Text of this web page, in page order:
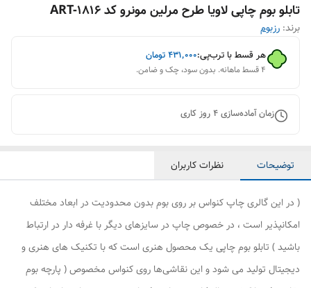
تابلو بوم چاپی لاویا طرح مرلین مونرو کد ART-1816
برند: رزبوم
هر قسط با ترب‌پی:۴۳۱٬۰۰۰تومان
۴ قسط ماهانه. بدون سود، چک و ضامن.
زمان آماده‌سازی4روز کاری
توضیحات نظرات کاربران
( در این گالری چاپ کنواس بر روی بوم بدون محدودیت در ابعاد مختلف
امکانپذیر است ، در خصوص چاپ در سایزهای دیگر با غرفه دار در ارتباط
باشید ) تابلو بوم چاپی یک محصول هنری است که با تکنیک های هنری و
دیجیتال تولید می شود و این نقاشی‌ها روی کنواس مخصوص ( پارچه بوم